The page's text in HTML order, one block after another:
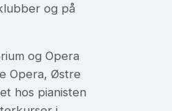
og på
og Opera
Opera, Østre
hos pianisten